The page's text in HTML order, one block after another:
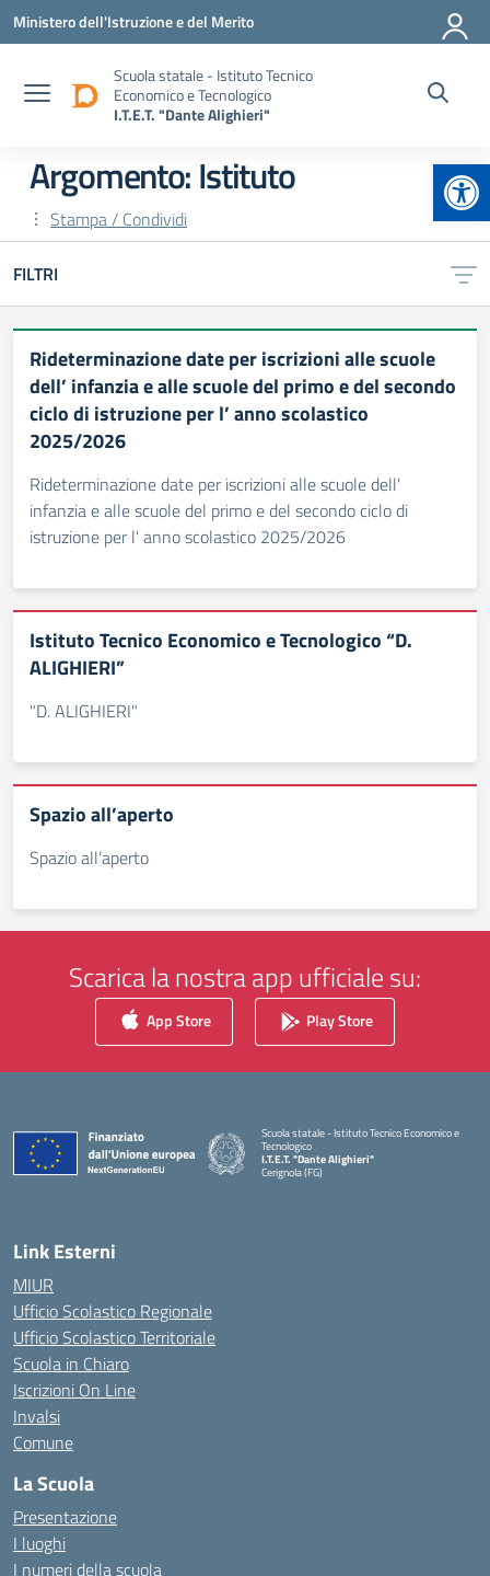
Vai ai contenuti
Vai al menu di navigazione
Vai al footer
Ministero dell'Istruzione e del Merito
Scuola statale - Istituto Tecnico
Economico e Tecnologico
I.T.E.T. "Dante Alighieri"
Argomento: Istituto
Stampa / Condividi
FILTRI
Rideterminazione date per iscrizioni alle scuole
dell’ infanzia e alle scuole del primo e del secondo
ciclo di istruzione per l’ anno scolastico
2025/2026
Rideterminazione date per iscrizioni alle scuole dell'
infanzia e alle scuole del primo e del secondo ciclo di
istruzione per l' anno scolastico 2025/2026
Istituto Tecnico Economico e Tecnologico “D.
ALIGHIERI”
"D. ALIGHIERI"
Spazio all’aperto
Spazio all’aperto
Scarica la nostra app ufficiale su:
App Store Play Store
Scuola statale - Istituto Tecnico Economico e
Tecnologico
I.T.E.T. "Dante Alighieri"
Cerignola (FG)
— Visita la pagina iniziale della scuola
Link Esterni
MIUR
Ufficio Scolastico Regionale
Ufficio Scolastico Territoriale
Scuola in Chiaro
Iscrizioni On Line
Invalsi
Comune
La Scuola
Presentazione
I luoghi
I numeri della scuola